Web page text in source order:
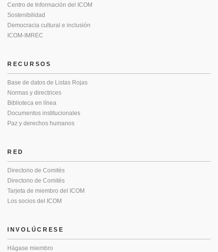
Centro de Información del ICOM
Sostenibilidad
Democracia cultural e inclusión
ICOM-IMREC
RECURSOS
Base de datos de Listas Rojas
Normas y directrices
Biblioteca en línea
Documentos institucionales
Paz y derechos humanos
RED
Directorio de Comités
Directorio de Comités
Tarjeta de miembro del ICOM
Los socios del ICOM
INVOLÚCRESE
Hágase miembro